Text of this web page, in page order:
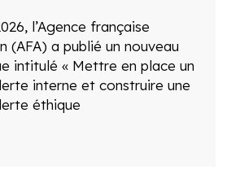
l’Agence française
(AFA) a publié un nouveau
intitulé « Mettre en place un
interne et construire une
éthique